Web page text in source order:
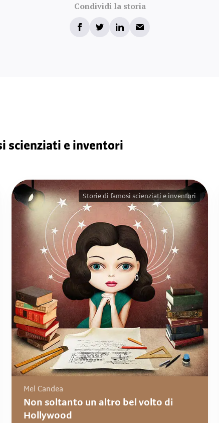
Condividi la storia
scienziati e inventori
Mel Candea
Non soltanto un altro bel volto di
Hollywood
Storie di famosi scienziati e inventori